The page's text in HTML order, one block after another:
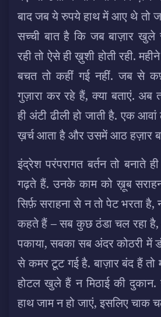
बाद जब ये रुपये हाथ में आए थे तो
सच्ची बात है कि जब बाज़ार खुले
रही तो ऐसे ही ख़ुशी होती रही.
बचत तो कहीं गई नहीं. जब से
गुज़ारा कर रहे हैं, क्या बताएं. अब
ही अंटी ढीली हो जाती है. एक
ख़र्च आता है और उसमें आठ हज़ार
इंद्रेश परंपरागत बर्तन तो बनाते
गढ़ते हैं. उनके काम को ख़ूब
सिर्फ़ सराहना से न तो पेट भरता
कहते हैं – सब कुछ ठंडा चल रहा है,
पकाया, सबका सब अंदर कोठरी में
से कमर टूट गई है. बाज़ार बंद हैं तो
होटल खुले हैं न मिठाई की दुकान.
हाथ जाम न हो जाएं, इसलिए चाक